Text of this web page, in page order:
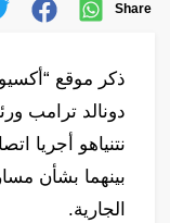
Share
ذكر موقع
دونالد ترامب
نتنياهو أجريا
بينهما بشأن
الجارية.